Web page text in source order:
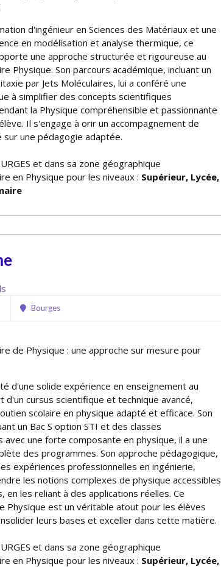
d'ingénieur en Sciences des Matériaux et une
en modélisation et analyse thermique, ce
une approche structurée et rigoureuse au
Physique. Son parcours académique, incluant un
par Jets Moléculaires, lui a conféré une
à simplifier des concepts scientifiques
la Physique compréhensible et passionnante
Il s'engage à offrir un accompagnement de
sur une pédagogie adaptée.
et dans sa zone géographique
en Physique pour les niveaux : Supérieur, Lycée,
Bourges
de Physique : une approche sur mesure pour
d'une solide expérience en enseignement au
d'un cursus scientifique et technique avancé,
scolaire en physique adapté et efficace. Son
un Bac S option STI et des classes
une forte composante en physique, il a une
des programmes. Son approche pédagogique,
expériences professionnelles en ingénierie,
les notions complexes de physique accessibles
en les reliant à des applications réelles. Ce
Physique est un véritable atout pour les élèves
leurs bases et exceller dans cette matière.
et dans sa zone géographique
en Physique pour les niveaux : Supérieur, Lycée,